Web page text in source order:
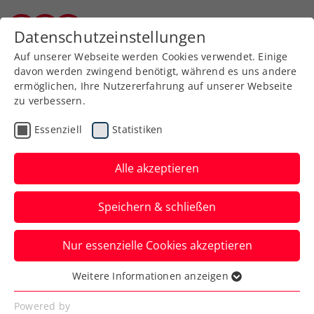
Zurück zur Newsübersicht
Turniere
Generali Open Kitzbühel:
Thiem eröffnet beim ATP-
Heimturnier gegen
Gasquet
Gegen den Franzosen hat der ÖTV-
Spitzenspieler zwei der bisher drei Duelle
verloren, zuletzt aber gewonnen.
Datenschutzeinstellungen
Auf unserer Webseite werden Cookies verwendet. Einige
davon werden zwingend benötigt, während es uns andere
ermöglichen, Ihre Nutzererfahrung auf unserer Webseite
zu verbessern.
Essenziell Statistiken
Alle akzeptieren
Speichern & schließen
Nur essenzielle Cookies akzeptieren
Essenziell
Essenzielle Cookies werden für grundlegende
Weitere Informationen anzeigen
Powered by